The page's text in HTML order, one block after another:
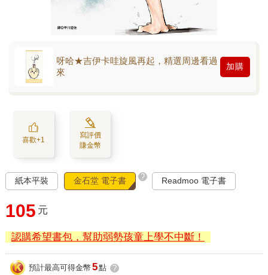
呀哈★吉伊卡哇旋風再起，精選周邊看過
來
加購
喜歡+1
寫評價
賺金幣
紙本平裝 金石堂 電子書 ? Readmoo 電子書
105 元
認購希望書包，幫助弱勢孩童上學不中斷！
預計最高可得金幣 5點 ?